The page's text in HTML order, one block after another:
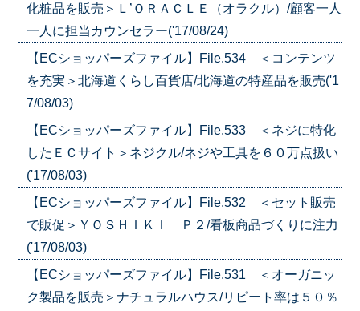
化粧品を販売＞Ｌ’ＯＲＡＣＬＥ（オラクル）/顧客一人
一人に担当カウンセラー('17/08/24)
【ECショッパーズファイル】File.534 ＜コンテンツ
を充実＞北海道くらし百貨店/北海道の特産品を販売('1
7/08/03)
【ECショッパーズファイル】File.533 ＜ネジに特化
したＥＣサイト＞ネジクル/ネジや工具を６０万点扱い
('17/08/03)
【ECショッパーズファイル】File.532 ＜セット販売
で販促＞ＹＯＳＨＩＫＩ Ｐ２/看板商品づくりに注力
('17/08/03)
【ECショッパーズファイル】File.531 ＜オーガニッ
ク製品を販売＞ナチュラルハウス/リピート率は５０％